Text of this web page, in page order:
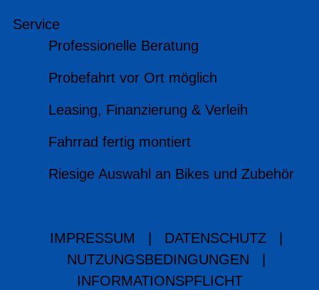
Service
Professionelle Beratung
Probefahrt vor Ort möglich
Leasing, Finanzierung & Verleih
Fahrrad fertig montiert
Riesige Auswahl an Bikes und Zubehör
IMPRESSUM DATENSCHUTZ
NUTZUNGSBEDINGUNGEN
INFORMATIONSPFLICHT